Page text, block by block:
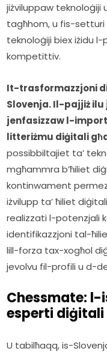
jiżviluppaw teknoloġiji
tagħhom, u fis-setturi
teknoloġiji biex iżidu
kompetittiv.
It-trasformazzjoni
Slovenja. Il-pajjiż
jenfasizzaw l-
litteriżmu diġitali
possibbiltajiet ta’
mgħammra b’ħiliet
kontinwament
iżvilupp ta’ ħiliet
realizzati l-potenzjali
identifikazzjoni tal-
lill-forza tax-xogħol
jevolvu fil-profili u d-
Chessmate:
esperti
U tabilħaqq, is-